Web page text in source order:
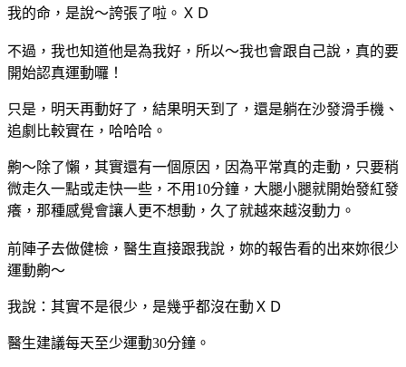
我的命，是說～誇張了啦。ＸＤ
不過，我也知道他是為我好，所以～我也會跟自己說，真的要
開始認真運動囉！
只是，明天再動好了，結果明天到了，還是躺在沙發滑手機、
追劇比較實在，哈哈哈。
齁～除了懶，其實還有一個原因，因為平常真的走動，只要稍
微走久一點或走快一些，不用10分鐘，大腿小腿就開始發紅發
癢，那種感覺會讓人更不想動，久了就越來越沒動力。
前陣子去做健檢，醫生直接跟我說，妳的報告看的出來妳很少
運動齁～
我說：其實不是很少，是幾乎都沒在動ＸＤ
醫生建議每天至少運動30分鐘。